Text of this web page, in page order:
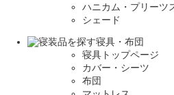
ハニカム・プリーツ
シェード
寝具・布団
寝具トップページ
カバー・シーツ
布団